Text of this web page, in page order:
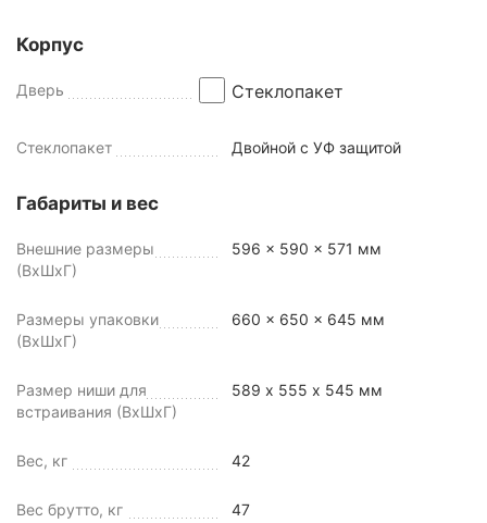
Корпус
Дверь Стеклопакет
Стеклопакет Двойной с УФ защитой
Габариты и вес
Внешние размеры
(ВхШхГ)
596 x 590 x 571 мм
Размеры упаковки
(ВхШхГ)
660 x 650 x 645 мм
Размер ниши для
встраивания (ВхШхГ)
589 х 555 х 545 мм
Вес, кг 42
Вес брутто, кг 47